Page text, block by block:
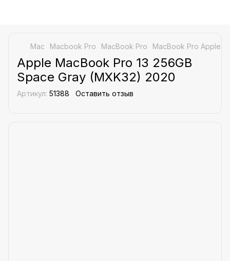
Mac Macbook Pro MacBook Pro MacBook Pro Apple
Apple MacBook Pro 13 256GB
Space Gray (MXK32) 2020
Артикул: 51388 Оставить отзыв